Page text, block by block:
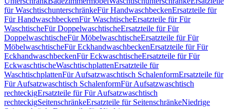
für WaschtischunterschränkeFür HandwaschbeckenErsatzteile für
Für HandwaschbeckenFür WaschtischeErsatzteile für Für
WaschtischeFür DoppelwaschtischeErsatzteile für Für
DoppelwaschtischeFür MöbelwaschtischeErsatzteile für Für
MöbelwaschtischeFür EckhandwaschbeckenErsatzteile für Für
EckhandwaschbeckenFür EckwaschtischeErsatzteile für Für
EckwaschtischeWaschtischplattenErsatzteile für
WaschtischplattenFür Aufsatzwaschtisch SchalenformErsatzteile für
Für Aufsatzwaschtisch SchalenformFür Aufsatzwaschtisch
rechteckigErsatzteile für Für Aufsatzwaschtisch
rechteckigSeitenschränkeErsatzteile für SeitenschränkeNiedrige